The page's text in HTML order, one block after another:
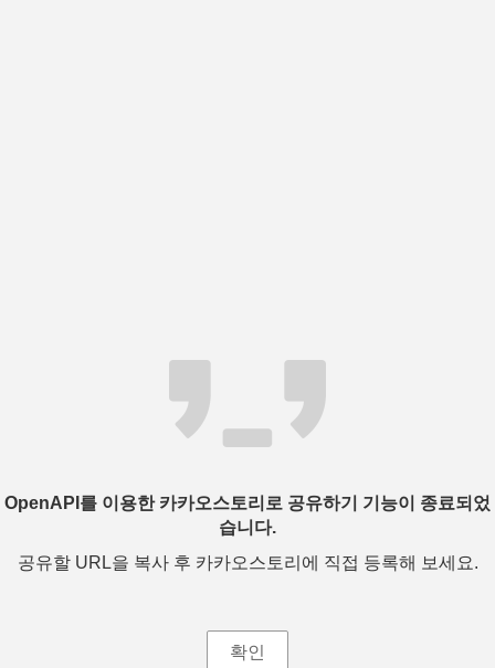
OpenAPI를 이용한 카카오스토리로 공유하기 기능이 종료되었
습니다.
공유할 URL을 복사 후 카카오스토리에 직접 등록해 보세요.
확인